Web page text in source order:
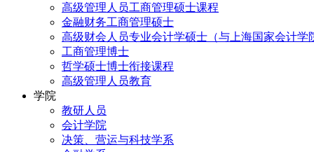
高级管理人员工商管理硕士课程
金融财务工商管理硕士
高级财会人员专业会计学硕士（与上海国家会计学
工商管理博士
哲学硕士博士衔接课程
高级管理人员教育
学院
教研人员
会计学院
决策、营运与科技学系